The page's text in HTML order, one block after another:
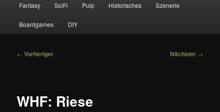
Fantasy SciFi Pulp Historisches Szenerie
Boardgames DIY
Beitragsnavigation
← Vorheriger Nächster →
WHF: Riese